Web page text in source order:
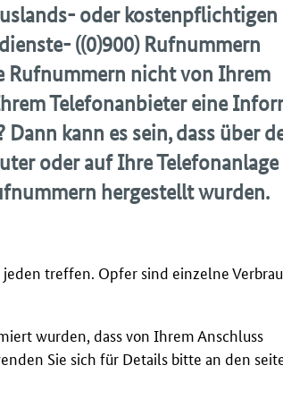
oder kostenpflichtigen
((0)900) Rufnummern
Rufnummern nicht von Ihrem
Telefonanbieter eine
kann es sein, dass über
oder auf Ihre Telefonanlage
hergestellt wurden.
treffen. Opfer sind einzelne
wurden, dass von Ihrem Anschluss
Sie sich für Details bitte an den